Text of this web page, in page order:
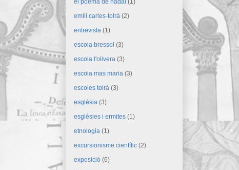
el poema de nadal (1)
emili carles-tolrà (2)
entrevista (1)
escola bressol (3)
escola l'olivera (3)
escola mas maria (3)
escoles tolrà (3)
església (3)
esglésies i ermites (1)
etnologia (1)
excursionisme científic (2)
exposició (6)